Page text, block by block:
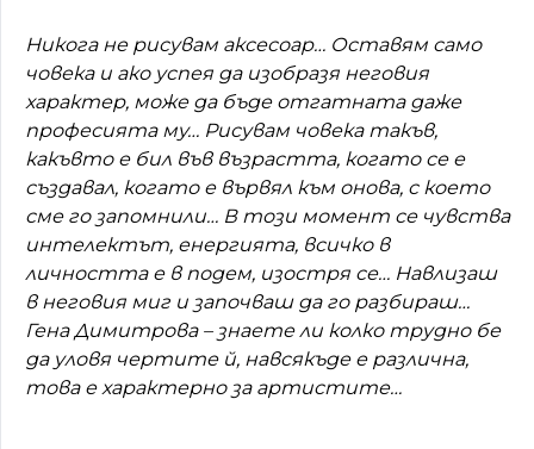
Никога не рисувам аксесоар… Оставям само
човека и ако успея да изобразя неговия
характер, може да бъде отгатната даже
професията му… Рисувам човека такъв,
какъвто е бил във възрастта, когато се е
създавал, когато е вървял към онова, с което
сме го запомнили… В този момент се чувства
интелектът, енергията, всичко в
личността е в подем, изостря се… Навлизаш
в неговия миг и започваш да го разбираш…
Гена Димитрова – знаете ли колко трудно бе
да уловя чертите й, навсякъде е различна,
това е характерно за артистите…